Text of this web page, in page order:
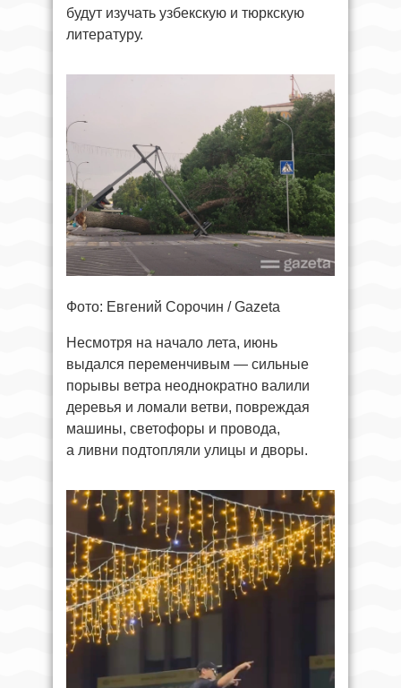
будут изучать узбекскую и тюркскую
литературу.
Фото: Евгений Сорочин / Gazeta
Несмотря на начало лета, июнь
выдался переменчивым — сильные
порывы ветра неоднократно валили
деревья и ломали ветви, повреждая
машины, светофоры и провода,
а ливни подтопляли улицы и дворы.